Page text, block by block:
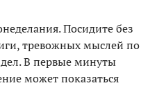
Посидите без
тревожных мыслей по
В первые минуты
может показаться